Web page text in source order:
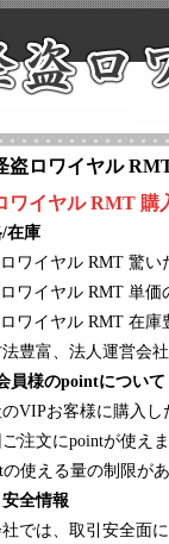
盗ロワイヤル
ワイヤルRMT 購
在庫
ワイヤル RMT 驚い
ワイヤル RMT 単価
ワイヤル RMT 在庫
豊富、法人運営会
員様のpointについて
のVIPお客様に購入
ご注文にpointが使え
の使える量の制限が
全情報
では、取引安全面